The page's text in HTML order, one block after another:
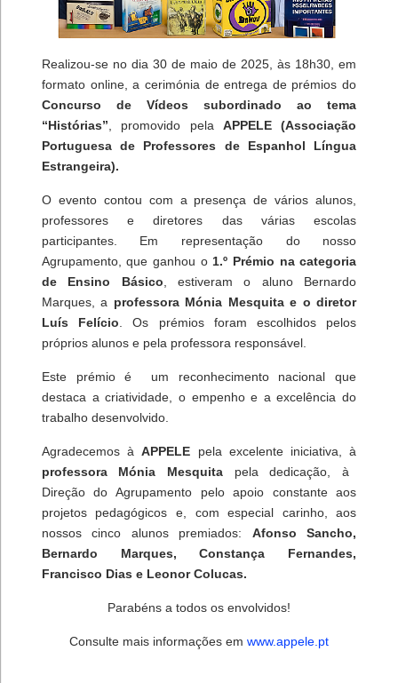
Realizou-se no dia 30 de maio de 2025, às 18h30, em
formato online, a cerimónia de entrega de prémios do
Concurso de Vídeos subordinado ao tema
“Histórias” , promovido pela APPELE (Associação
Portuguesa de Professores de Espanhol Língua
Estrangeira).
O evento contou com a presença de vários alunos,
professores e diretores das várias escolas
participantes. Em representação do nosso
Agrupamento, que ganhou o 1.º Prémio na categoria
de Ensino Básico , estiveram o aluno Bernardo
Marques, a professora Mónia Mesquita e o diretor
Luís Felício . Os prémios foram escolhidos pelos
próprios alunos e pela professora responsável.
Este prémio é um reconhecimento nacional que
destaca a criatividade, o empenho e a excelência do
trabalho desenvolvido.
Agradecemos àAPPELE pela excelente iniciativa, à
professora Mónia Mesquitapela dedicação, à
Direção do Agrupamento pelo apoio constante aos
projetos pedagógicos e, com especial carinho, aos
nossos cinco alunos premiados: Afonso Sancho,
Bernardo Marques, Constança Fernandes,
Francisco Dias e Leonor Colucas.
Parabéns a todos os envolvidos!
Consulte mais informações em www.appele.pt